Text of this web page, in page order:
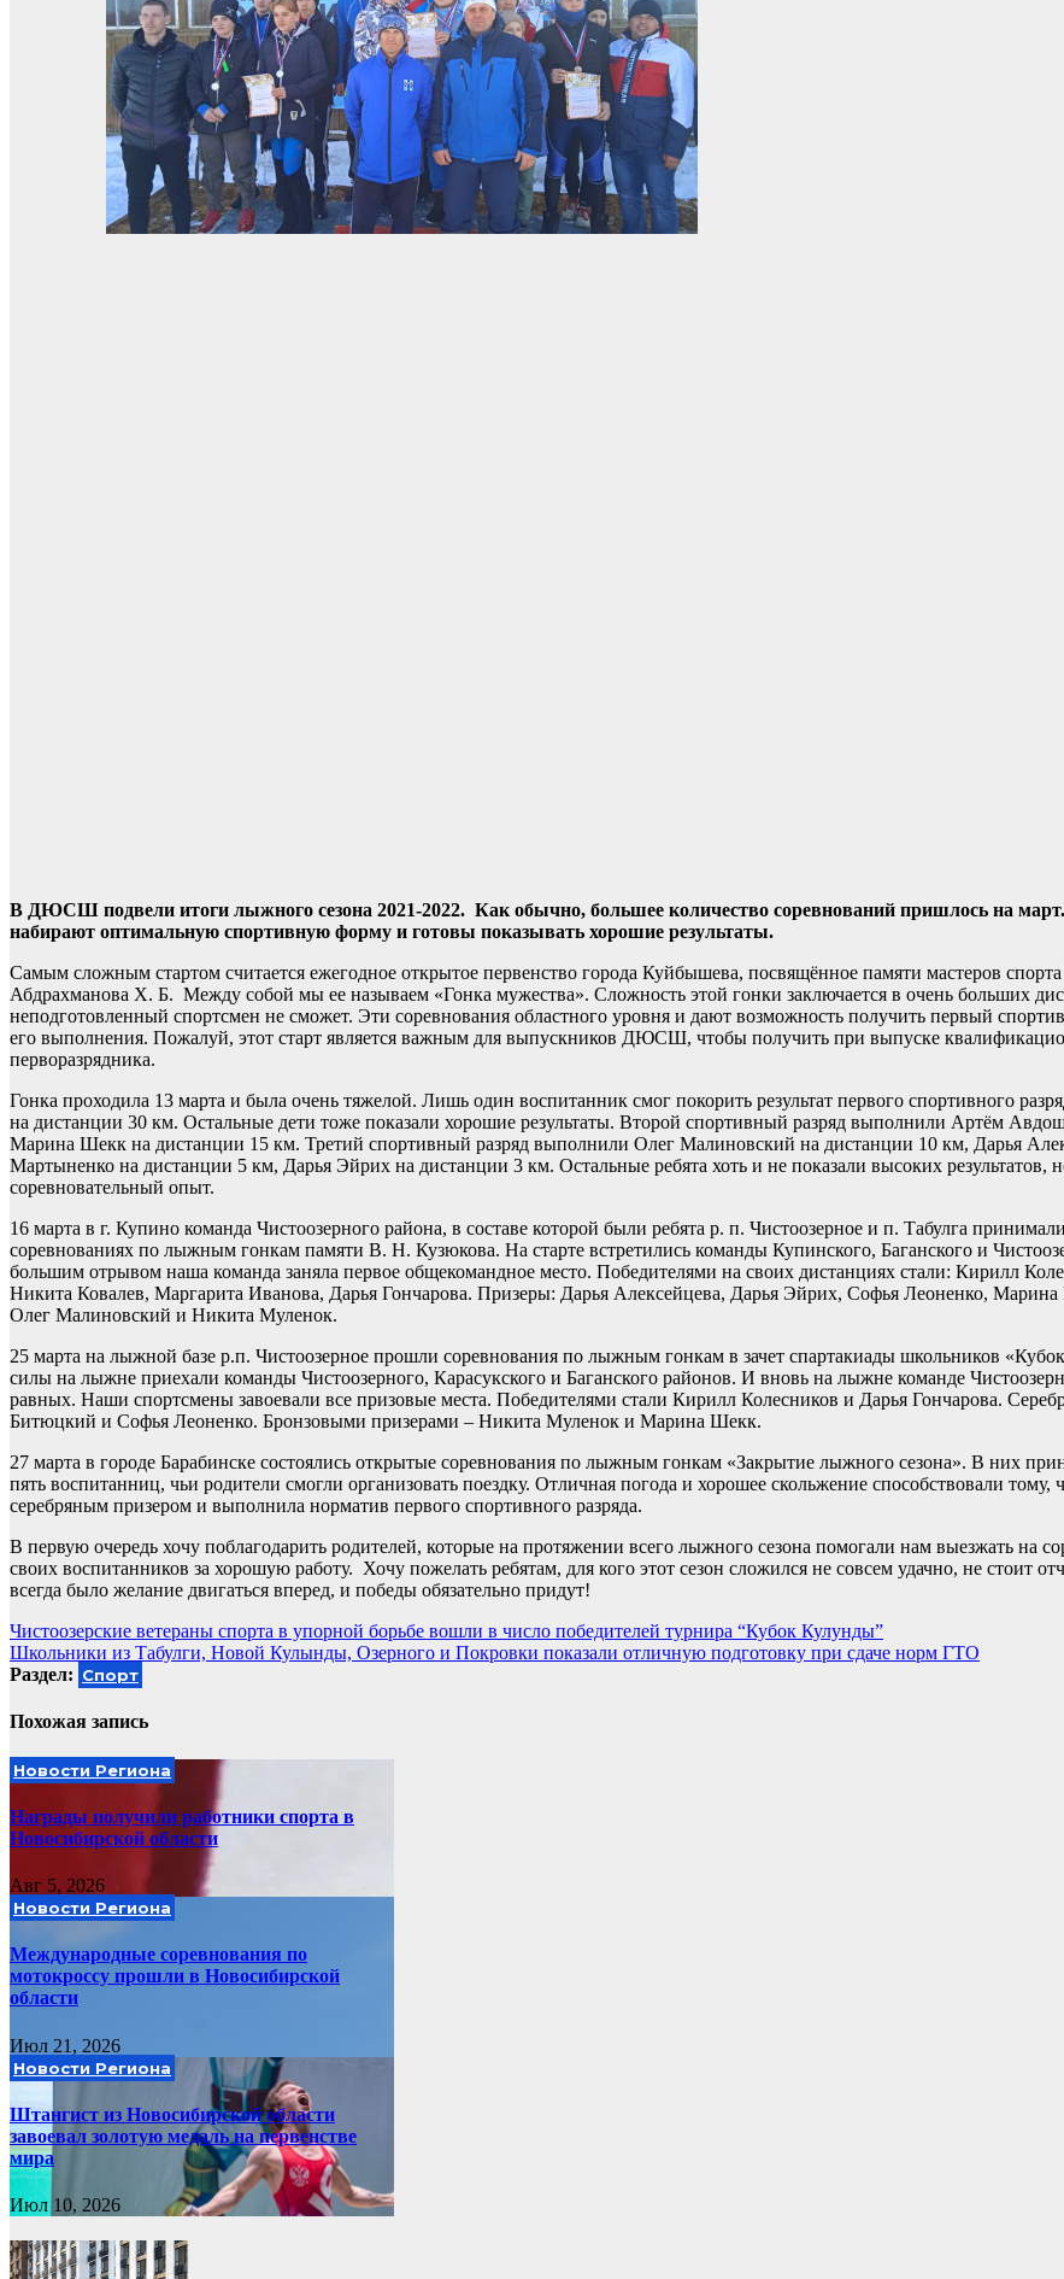
В ДЮСШ подвели итоги лыжного сезона 2021-2022. Как обычно, большее количество соревнований пришлось на
набирают оптимальную спортивную форму и готовы показывать хорошие результаты.
Самым сложным стартом считается ежегодное открытое первенство города Куйбышева, посвящённое памяти мастеров
Абдрахманова Х. Б. Между собой мы ее называем «Гонка мужества». Сложность этой гонки заключается в очень больших
неподготовленный спортсмен не сможет. Эти соревнования областного уровня и дают возможность получить первый
его выполнения. Пожалуй, этот старт является важным для выпускников ДЮСШ, чтобы получить при выпуске
перворазрядника.
Гонка проходила 13 марта и была очень тяжелой. Лишь один воспитанник смог покорить результат первого спортивного
на дистанции 30 км. Остальные дети тоже показали хорошие результаты. Второй спортивный разряд выполнили Артём
Марина Шекк на дистанции 15 км. Третий спортивный разряд выполнили Олег Малиновский на дистанции 10 км, Дарья
Мартыненко на дистанции 5 км, Дарья Эйрих на дистанции 3 км. Остальные ребята хоть и не показали высоких результатов,
соревновательный опыт.
16 марта в г. Купино команда Чистоозерного района, в составе которой были ребята р. п. Чистоозерное и п. Табулга
соревнованиях по лыжным гонкам памяти В. Н. Кузюкова. На старте встретились команды Купинского, Баганского и
большим отрывом наша команда заняла первое общекомандное место. Победителями на своих дистанциях стали: Кирилл
Никита Ковалев, Маргарита Иванова, Дарья Гончарова. Призеры: Дарья Алексейцева, Дарья Эйрих, Софья Леоненко,
Олег Малиновский и Никита Муленок.
25 марта на лыжной базе р.п. Чистоозерное прошли соревнования по лыжным гонкам в зачет спартакиады школьников
силы на лыжне приехали команды Чистоозерного, Карасукского и Баганского районов. И вновь на лыжне команде
равных. Наши спортсмены завоевали все призовые места. Победителями стали Кирилл Колесников и Дарья Гончарова.
Битюцкий и Софья Леоненко. Бронзовыми призерами – Никита Муленок и Марина Шекк.
27 марта в городе Барабинске состоялись открытые соревнования по лыжным гонкам «Закрытие лыжного сезона». В них
пять воспитанниц, чьи родители смогли организовать поездку. Отличная погода и хорошее скольжение способствовали тому,
серебряным призером и выполнила норматив первого спортивного разряда.
В первую очередь хочу поблагодарить родителей, которые на протяжении всего лыжного сезона помогали нам выезжать на
своих воспитанников за хорошую работу. Хочу пожелать ребятам, для кого этот сезон сложился не совсем удачно, не стоит
всегда было желание двигаться вперед, и победы обязательно придут!
Навигация
по
Чистоозерские ветераны спорта в упорной борьбе вошли в число победителей турнира “Кубок Кулунды”
Школьники из Табулги, Новой Кулынды, Озерного и Покровки показали отличную подготовку при сдаче норм ГТО
Раздел: Спорт
Похожая запись
Новости Региона
Награды получили работники спорта в
Новосибирской области
Авг 5, 2026
Новости Региона
Международные соревнования по
мотокроссу прошли в Новосибирской
области
Июл 21, 2026
Новости Региона
Штангист из Новосибирской области
завоевал золотую медаль на первенстве
мира
Июл 10, 2026